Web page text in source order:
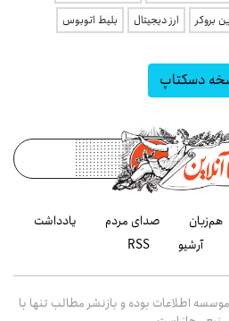
بروکر ارز دیجیتال بلیط اتوبوس
دسکتاپ
هم‌زبان صدای مردم
یادداشت
آرشیو RSS
اطلاعات بوده و بازنشر مطالب تنها با